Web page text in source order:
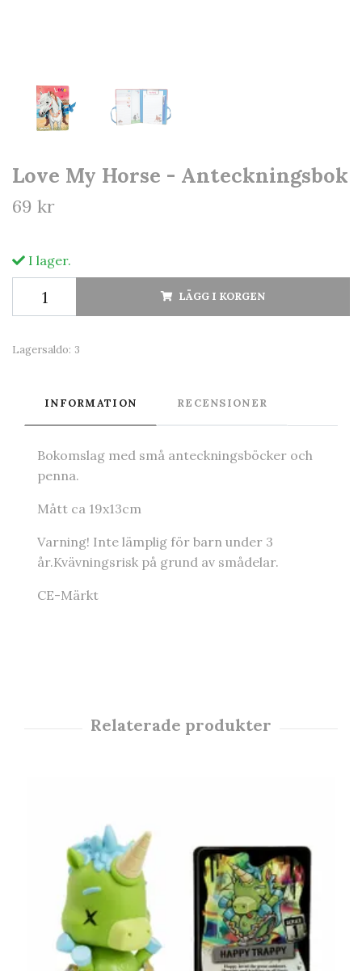
Love My Horse - Anteckningsbok
69 kr
I lager.
LÄGG I KORGEN
Lagersaldo: 3
INFORMATION RECENSIONER
Bokomslag med små anteckningsböcker och
penna.
Mått ca 19x13cm
Varning! Inte lämplig för barn under 3
år.Kvävningsrisk på grund av smådelar.
CE-Märkt